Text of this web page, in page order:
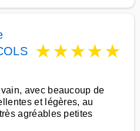
★★★★★
avec beaucoup de
et légères, au
agréables petites